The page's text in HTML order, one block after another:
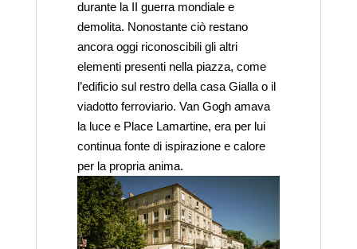
durante la II guerra mondiale e
demolita. Nonostante ciò restano
ancora oggi riconoscibili gli altri
elementi presenti nella piazza, come
l’edificio sul restro della casa Gialla o il
viadotto ferroviario. Van Gogh amava
la luce e Place Lamartine, era per lui
continua fonte di ispirazione e calore
per la propria anima.